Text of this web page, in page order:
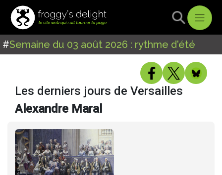
#Semaine du 03 août 2026 : rythme d'été
Les derniers jours de Versailles
Alexandre Maral